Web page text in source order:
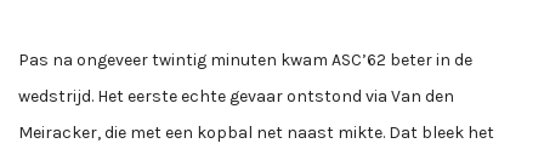
Pas na ongeveer twintig minuten kwam ASC’62 beter in de
wedstrijd. Het eerste echte gevaar ontstond via Van den
Meiracker, die met een kopbal net naast mikte. Dat bleek het